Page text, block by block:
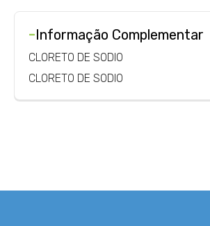
-Informação Complementar
CLORETO DE SODIO
CLORETO DE SODIO